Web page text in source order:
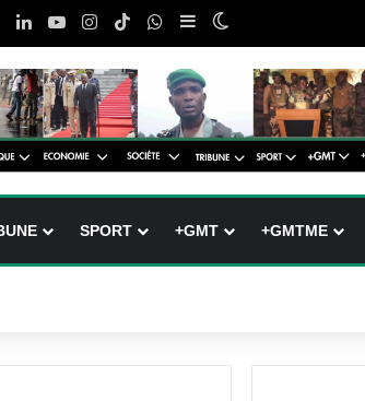
LinkedinYouTubeInstagram
TikTokWhatsApp
Sidebar (barre latérale)
Switch skin
SPORT +GMT +GMTME